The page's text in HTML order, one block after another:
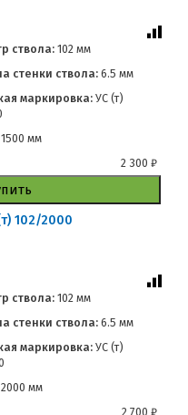
ствола:102 мм
стенки ствола:6.5 мм
маркировка:УС (т)
мм
2 300₽
102/2000
ствола:102 мм
стенки ствола:6.5 мм
маркировка:УС (т)
мм
2 700₽